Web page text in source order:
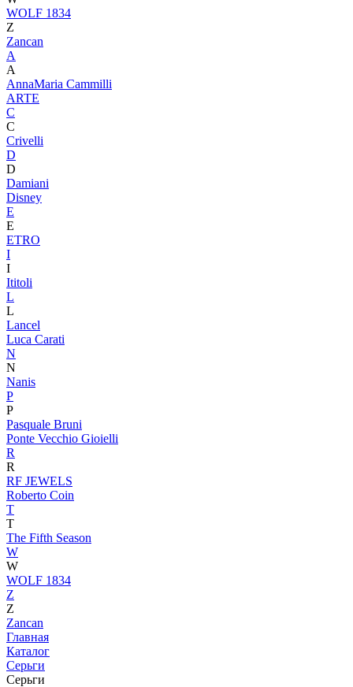
WOLF 1834
Z
Zancan
A
A
AnnaMaria Cammilli
ARTE
C
C
Crivelli
D
D
Damiani
Disney
E
E
ETRO
I
I
Ititoli
L
L
Lancel
Luca Carati
N
N
Nanis
P
P
Pasquale Bruni
Ponte Vecchio Gioielli
R
R
RF JEWELS
Roberto Coin
T
T
The Fifth Season
W
W
WOLF 1834
Z
Z
Zancan
Главная
Каталог
Серьги
Серьги